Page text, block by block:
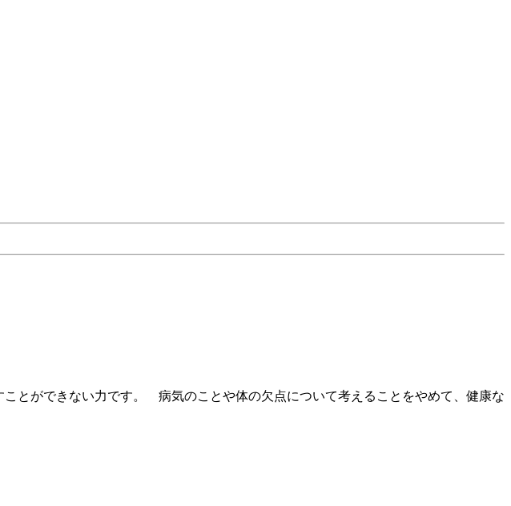
とができない力です。 病気のことや体の欠点について考えることをやめて、健康な